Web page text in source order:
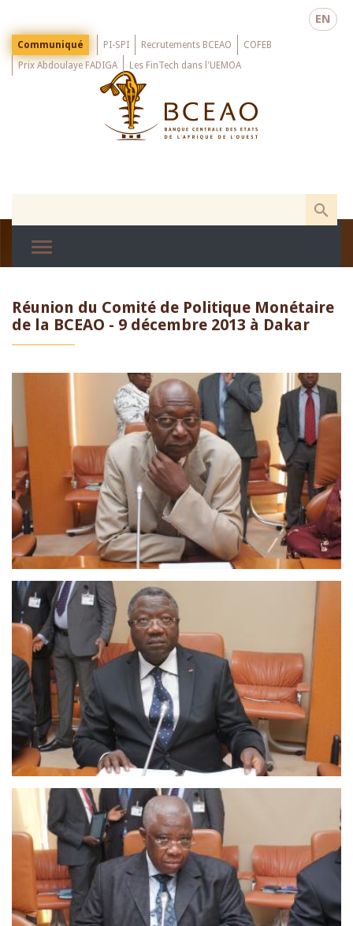
main
content
EN
Menu
Top
Communiqué PI-SPI Recrutements BCEAO
COFEB
Prix Abdoulaye FADIGA
Les FinTech dans l'UEMOA
Réunion du Comité de Politique Monétaire
de la BCEAO - 9 décembre 2013 à Dakar